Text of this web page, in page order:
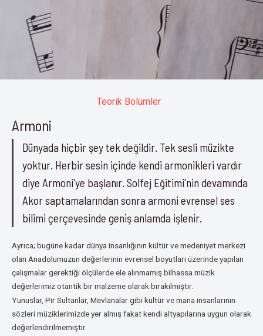
Teorik Bölümler
Armoni
Dünyada hiçbir şey tek değildir. Tek sesli müzikte
yoktur. Herbir sesin içinde kendi armonikleri vardır
diye Armoni'ye başlanır. Solfej Eğitimi'nin devamında
Akor saptamalarından sonra armoni evrensel ses
bilimi çerçevesinde geniş anlamda işlenir.
Ayrıca; bugüne kadar dünya insanlığının kültür ve medeniyet merkezi
olan Anadolumuzun değerlerinin evrensel boyutları üzerinde yapılan
çalışmalar gerektiği ölçülerde ele alınmamış bilhassa müzik
değerlerimiz otantik bir malzeme olarak bırakılmıştır.
Yunuslar, Pir Sultanlar, Mevlanalar gibi kültür ve mana insanlarının
sözleri müziklerimizde yer almış fakat kendi altyapılarına uygun olarak
değerlendirilmemiştir.